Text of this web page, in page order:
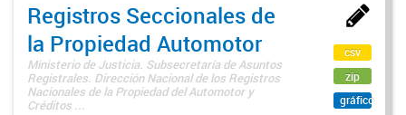
Registros Seccionales de
la Propiedad Automotor
Ministerio de Justicia. Subsecretaría de Asuntos
Registrales. Dirección Nacional de los Registros
Nacionales de la Propiedad del Automotor y
Créditos ...
csv
zip
gráfico